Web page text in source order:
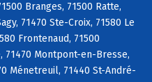
Branges, 71500 Ratte,
71470 Ste-Croix, 71580 Le
Frontenaud, 71500
71470 Montpont-en-Bresse,
Ménetreuil, 71440 St-André-